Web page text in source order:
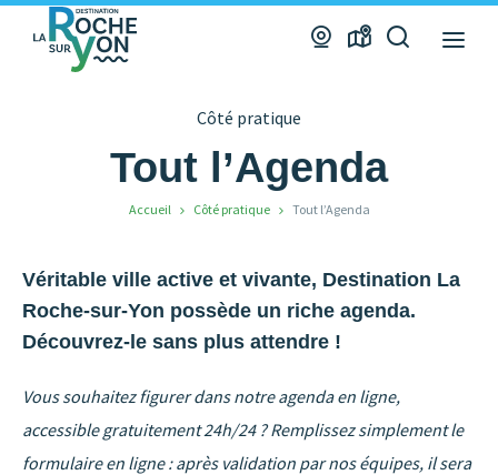
Office
de
Webcams
Carte
Côté pratique
Tout l’Agenda
Accueil Côté pratique Tout l’Agenda
Véritable ville active et vivante, Destination La
Roche-sur-Yon possède un riche agenda.
Découvrez-le sans plus attendre !
Vous souhaitez figurer dans notre agenda en ligne,
accessible gratuitement 24h/24 ? Remplissez simplement le
formulaire en ligne : après validation par nos équipes, il sera